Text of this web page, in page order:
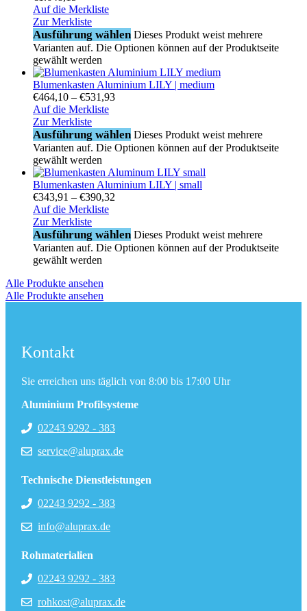
Auf die Merkliste
Zur Merkliste
Ausführung wählen Dieses Produkt weist mehrere
Varianten auf. Die Optionen können auf der Produktseite
gewählt werden
Blumenkasten Aluminium LILY | medium
€464,10 – €531,93
Auf die Merkliste
Zur Merkliste
Ausführung wählen Dieses Produkt weist mehrere
Varianten auf. Die Optionen können auf der Produktseite
gewählt werden
Blumenkasten Aluminium LILY | small
€343,91 – €390,32
Auf die Merkliste
Zur Merkliste
Ausführung wählen Dieses Produkt weist mehrere
Varianten auf. Die Optionen können auf der Produktseite
gewählt werden
Alle Produkte ansehen
Alle Produkte ansehen
Kontakt
Sie erreichen uns täglich von 8:00 bis 17:00 Uhr
Aluminium Profilsysteme
02243 9292 - 383
service@aluprax.de
Technische Dienstleistungen
02243 9292 - 383
info@aluprax.de
Rohmaterialien
02243 9292 - 383
rohkost@aluprax.de